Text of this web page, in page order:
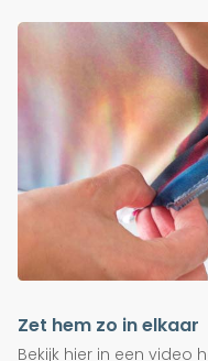
Zet hem zo in elkaar
Bekijk hier in een video